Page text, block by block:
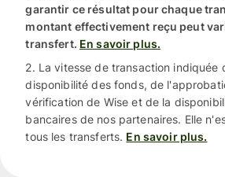
garantir ce résultat pour chaque
montant effectivement reçu peut
transfert. En savoir plus.
2. La vitesse de transaction indiquée
disponibilité des fonds, de
vérification de Wise et de la
bancaires de nos partenaires. Elle
tous les transferts. En savoir plus.